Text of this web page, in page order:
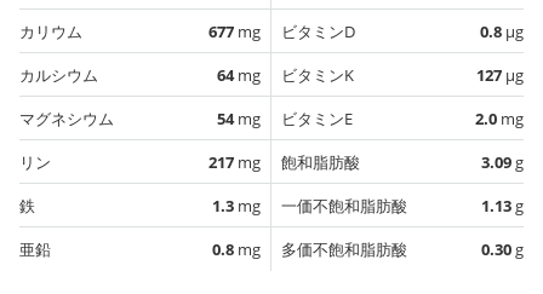
カリウム
677 mg
カルシウム
64mg
マグネシウム
54mg
リン
217 mg
鉄
1.3 mg
亜鉛
0.8 mg
ビタミンD
0.8 µg
ビタミンK
127 µg
ビタミンE
2.0 mg
飽和脂肪酸
3.09g
一価不飽和脂肪酸
1.13g
多価不飽和脂肪酸
0.30g